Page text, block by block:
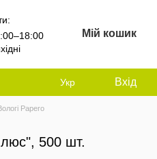
Мій кошик
Укр Вхід
Papero
500 шт.